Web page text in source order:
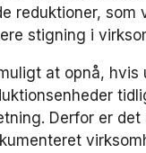
reduktioner, som
stigning i
at opnå, hvis
Derfor er